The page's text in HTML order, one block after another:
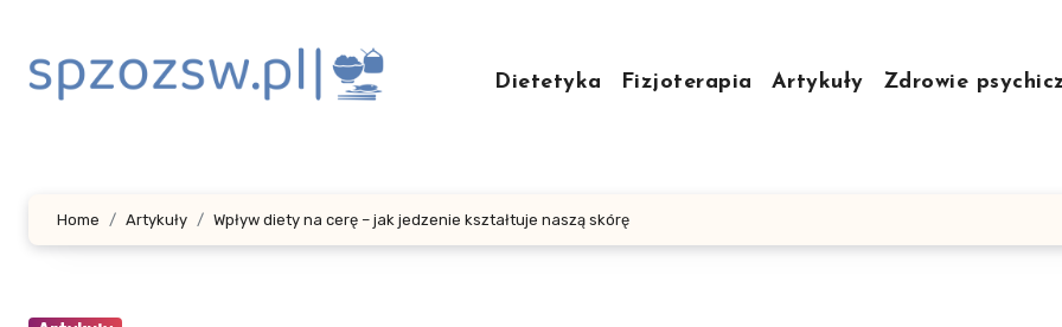
content
Dietetyka Fizjoterapia Artykuły Zdrowie
Home Artykuły Wpływ diety na cerę – jak jedzenie kształtuje naszą skórę